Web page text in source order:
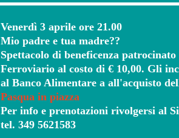
Venerdì 3 aprile ore 21.00
Mio padre e tua madre??
Spettacolo di beneficenza
Ferroviario al costo di € 10,00. Gli
al Banco Alimentare a all'acquisto
Pasqua in piazza
Per info e prenotazioni rivolgersi al
tel. 349 5621583